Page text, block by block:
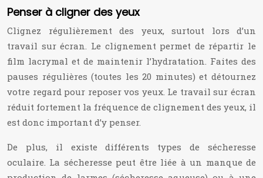
Penser à cligner des yeux
Clignez régulièrement des yeux, surtout lors d’un
travail sur écran. Le clignement permet de répartir le
film lacrymal et de maintenir l’hydratation. Faites des
pauses régulières (toutes les 20 minutes) et détournez
votre regard pour reposer vos yeux. Le travail sur écran
réduit fortement la fréquence de clignement des yeux, il
est donc important d’y penser.
De plus, il existe différents types de sécheresse
oculaire. La sécheresse peut être liée à un manque de